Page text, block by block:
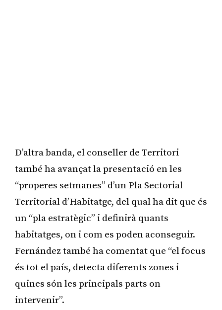
D’altra banda, el conseller de Territori
també ha avançat la presentació en les
“properes setmanes” d’un Pla Sectorial
Territorial d’Habitatge, del qual ha dit que és
un “pla estratègic” i definirà quants
habitatges, on i com es poden aconseguir.
Fernández també ha comentat que “el focus
és tot el país, detecta diferents zones i
quines són les principals parts on
intervenir”.